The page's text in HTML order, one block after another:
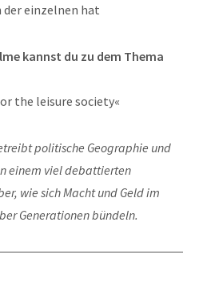
der einzelnen hat
kannst du zu dem Thema
the leisure society«
politische Geographie und
einem viel debattierten
wie sich Macht und Geld im
Generationen bündeln.